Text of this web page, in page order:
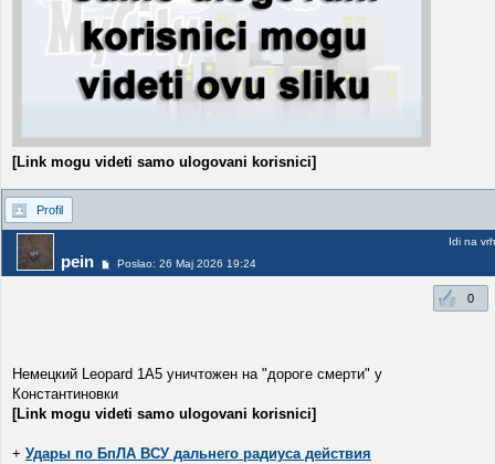
[Link mogu videti samo ulogovani korisnici]
Profil
pein Poslao: 26 Maj 2026 19:24
Idi na vrh
0
Немецкий Leopard 1A5 уничтожен на "дороге смерти" у
Константиновки
[Link mogu videti samo ulogovani korisnici]
+ Удары по БпЛА ВСУ дальнего радиуса действия